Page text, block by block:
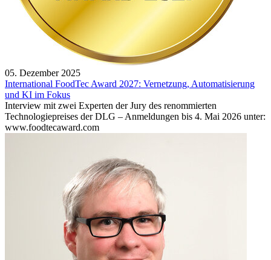
05. Dezember 2025
International FoodTec Award 2027: Vernetzung, Automatisierung
und KI im Fokus
Interview mit zwei Experten der Jury des renommierten
Technologiepreises der DLG – Anmeldungen bis 4. Mai 2026 unter:
www.foodtecaward.com